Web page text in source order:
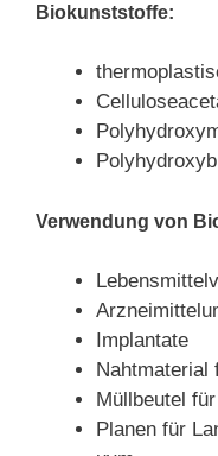
Biokunststoffe:
Verwendung von
Implantate
Nahtmaterial
Müllbeutel
Planen für